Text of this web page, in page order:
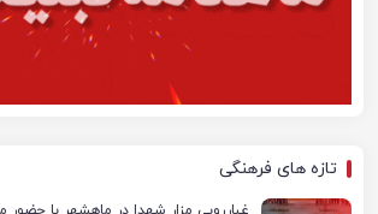
تازه های فرهنگی